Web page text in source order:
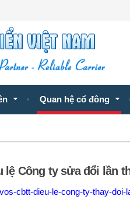
Quan hệ cổ đông
lệ Công ty sửa đổi lần
cbtt-dieu-le-cong-ty-thay-doi-